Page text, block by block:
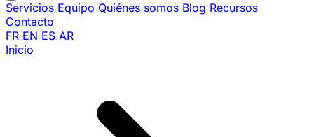
Servicios Equipo Quiénes somos Blog Recursos
Contacto
FR EN ES AR
Inicio